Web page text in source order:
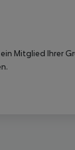
Mitglied Ihrer